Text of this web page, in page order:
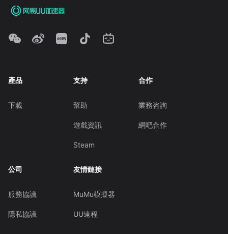
產品
下載
支持
幫助
遊戲資訊
Steam
合作
業務咨詢
網吧合作
公司
服務協議
隱私協議
友情鏈接
MuMu模擬器
UU遠程